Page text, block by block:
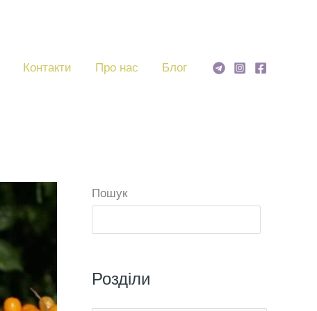
Контакти Про нас Блог
Пошук
Розділи